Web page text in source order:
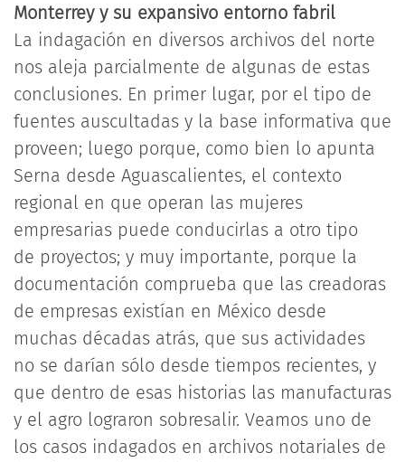
Monterrey y su expansivo entorno fabril
La indagación en diversos archivos del norte
nos aleja parcialmente de algunas de estas
conclusiones. En primer lugar, por el tipo de
fuentes auscultadas y la base informativa que
proveen; luego porque, como bien lo apunta
Serna desde Aguascalientes, el contexto
regional en que operan las mujeres
empresarias puede conducirlas a otro tipo
de proyectos; y muy importante, porque la
documentación comprueba que las creadoras
de empresas existían en México desde
muchas décadas atrás, que sus actividades
no se darían sólo desde tiempos recientes, y
que dentro de esas historias las manufacturas
y el agro lograron sobresalir. Veamos uno de
los casos indagados en archivos notariales de